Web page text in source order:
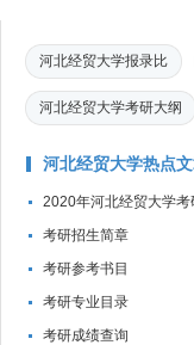
河北经贸大学报录比
河北经贸大学考研大纲
河北经贸大学热点
2020年河北经贸大学
考研招生简章
考研参考书目
考研专业目录
考研成绩查询